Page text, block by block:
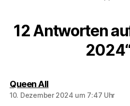
12 Antworten
Queen Allsagt:
10. Dezember 2024 um 7:47 Uhr